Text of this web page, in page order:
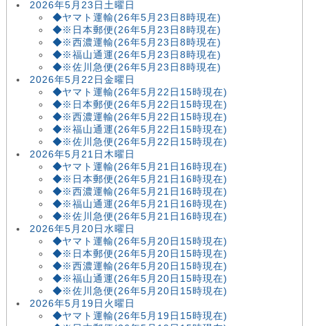
2026年5月23日土曜日
◆ヤマト運輸(26年5月23日8時現在)
◆※日本郵便(26年5月23日8時現在)
◆※西濃運輸(26年5月23日8時現在)
◆※福山通運(26年5月23日8時現在)
◆※佐川急便(26年5月23日8時現在)
2026年5月22日金曜日
◆ヤマト運輸(26年5月22日15時現在)
◆※日本郵便(26年5月22日15時現在)
◆※西濃運輸(26年5月22日15時現在)
◆※福山通運(26年5月22日15時現在)
◆※佐川急便(26年5月22日15時現在)
2026年5月21日木曜日
◆ヤマト運輸(26年5月21日16時現在)
◆※日本郵便(26年5月21日16時現在)
◆※西濃運輸(26年5月21日16時現在)
◆※福山通運(26年5月21日16時現在)
◆※佐川急便(26年5月21日16時現在)
2026年5月20日水曜日
◆ヤマト運輸(26年5月20日15時現在)
◆※日本郵便(26年5月20日15時現在)
◆※西濃運輸(26年5月20日15時現在)
◆※福山通運(26年5月20日15時現在)
◆※佐川急便(26年5月20日15時現在)
2026年5月19日火曜日
◆ヤマト運輸(26年5月19日15時現在)